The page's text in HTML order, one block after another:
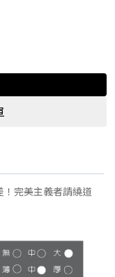
完美主義者請繞道